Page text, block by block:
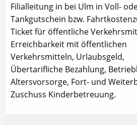
Filialleitung in bei Ulm in Voll-
Tankgutschein bzw.
Ticket für öffentliche
Erreichbarkeit mit öffentlichen
Verkehrsmitteln, Urlaubsgeld,
Übertarifliche Bezahlung,
Altersvorsorge, Fort- und
Zuschuss Kinderbetreuung.